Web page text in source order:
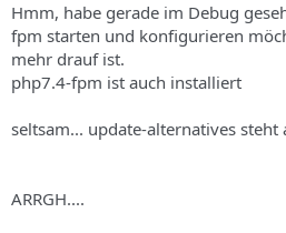
Hmm, habe gerade im Debug
fpm starten und konfigurieren
mehr drauf ist.
php7.4-fpm ist auch installiert
seltsam... update-alternatives steht
ARRGH....